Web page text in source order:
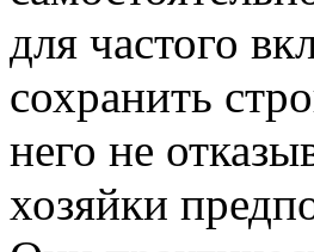
для частого
сохранить
него не
хозяйки